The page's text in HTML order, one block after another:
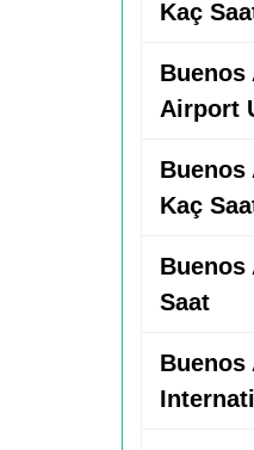
Kaç
Buenos
Airport
Kaç
Saat